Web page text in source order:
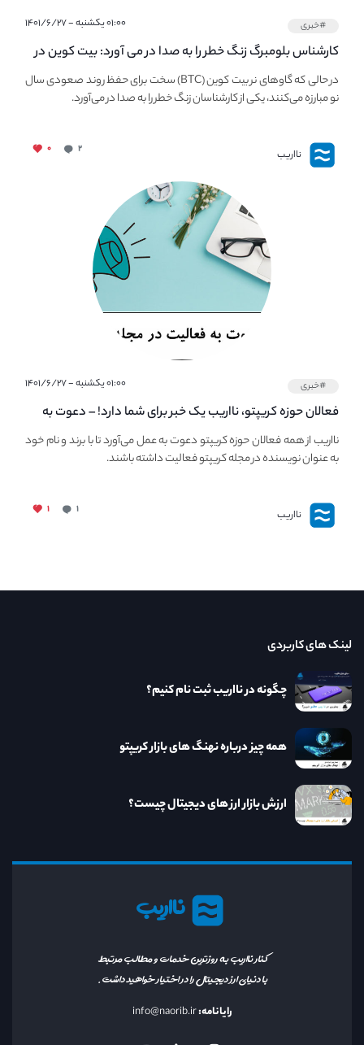
#خبری ۰۱:۰۰ یکشنبه - ۱۴۰۱/۶/۲۷
کارشناس بلومبرگ زنگ خطر را به صدا در می آورد: بیت کوین در
معرض خطر سقوط بزرگ است - دلیل آن چیست؟در حالی که گاوهای نر بیت کوین (BTC) سخت برای حفظ روند صعودی سال
نو مبارزه می‌کنند، یکی از کارشناسان زنگ خطر را به صدا در می‌آورد.
نااریب ۲ ۰
#خبری ۰۱:۰۰ یکشنبه - ۱۴۰۱/۶/۲۷
فعالان حوزه کریپتو، نااریب یک خبر برای شما دارد! – دعوت به
فعالیت در مجله کریپتو
نااریب از همه فعالان حوزه کریپتو دعوت به عمل می‌آورد تا با برند و نام خود
به عنوان نویسنده در مجله کریپتو فعالیت داشته باشند.
نااریب ۱ ۱
نااریب
کنار نااریب به روزترین خدمات و مطالب مرتبط
با دنیای ارز دیجیتال را در اختیار خواهید داشت.
رایانامه:info@naorib.ir
لینک های کاربردی
چگونه در نااریب ثبت نام کنیم؟
همه چیز درباره نهنگ های بازار کریپتو
ارزش بازار ارز های دیجیتال چیست؟